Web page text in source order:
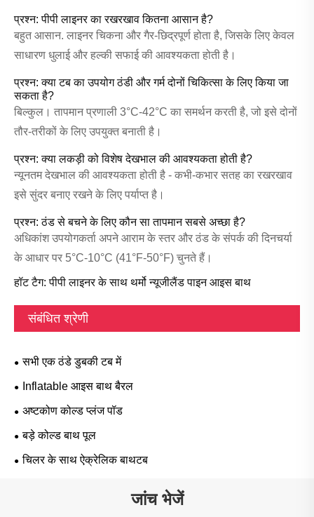
प्रश्न: पीपी लाइनर का रखरखाव कितना आसान है?
बहुत आसान. लाइनर चिकना और गैर-छिद्रपूर्ण होता है, जिसके लिए केवल
साधारण धुलाई और हल्की सफाई की आवश्यकता होती है।
प्रश्न: क्या टब का उपयोग ठंडी और गर्म दोनों चिकित्सा के लिए किया जा
सकता है?
बिल्कुल। तापमान प्रणाली 3°C-42°C का समर्थन करती है, जो इसे दोनों
तौर-तरीकों के लिए उपयुक्त बनाती है।
प्रश्न: क्या लकड़ी को विशेष देखभाल की आवश्यकता होती है?
न्यूनतम देखभाल की आवश्यकता होती है - कभी-कभार सतह का रखरखाव
इसे सुंदर बनाए रखने के लिए पर्याप्त है।
प्रश्न: ठंड से बचने के लिए कौन सा तापमान सबसे अच्छा है?
अधिकांश उपयोगकर्ता अपने आराम के स्तर और ठंड के संपर्क की दिनचर्या
के आधार पर 5°C-10°C (41°F-50°F) चुनते हैं।
हॉट टैग: पीपी लाइनर के साथ थर्मो न्यूजीलैंड पाइन आइस बाथ
संबंधित श्रेणी
सभी एक ठंडे डुबकी टब में
Inflatable आइस बाथ बैरल
अष्टकोण कोल्ड प्लंज पॉड
बड़े कोल्ड बाथ पूल
चिलर के साथ ऐक्रेलिक बाथटब
जांच भेजें